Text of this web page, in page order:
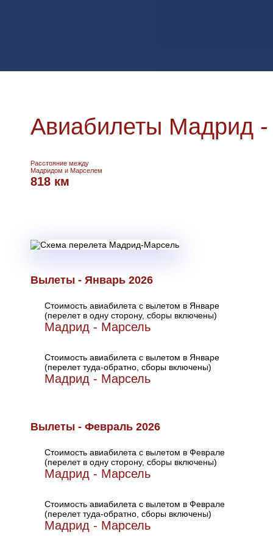
Авиабилеты Мадрид
Расстояние между
Мадридом и Марселем
818 км
Вылеты - Январь 2026
Стоимость авиабилета с вылетом в Январе
(перелет в одну сторону, сборы включены)
Мадрид - Марсель
Стоимость авиабилета с вылетом в Январе
(перелет туда-обратно, сборы включены)
Мадрид - Марсель
Вылеты - Февраль 2026
Стоимость авиабилета с вылетом в Феврале
(перелет в одну сторону, сборы включены)
Мадрид - Марсель
Стоимость авиабилета с вылетом в Феврале
(перелет туда-обратно, сборы включены)
Мадрид - Марсель